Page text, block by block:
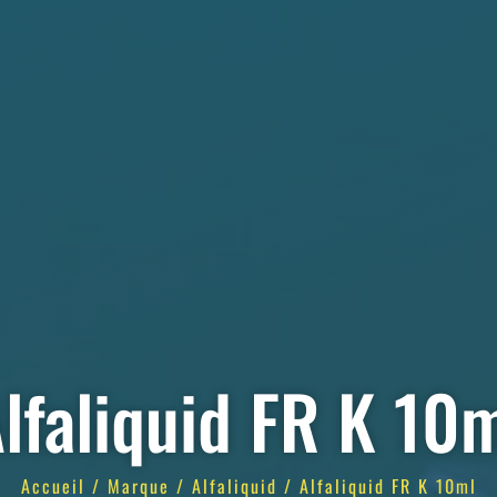
FR K
Accueil / Marque / Alfaliquid / Alfaliquid FR K 10ml